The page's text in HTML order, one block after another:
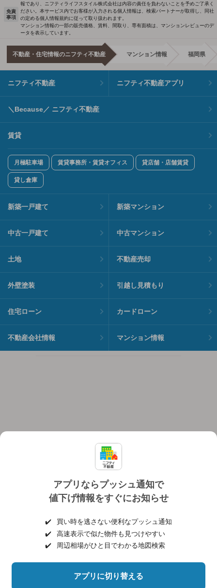
アプリならプッシュ通知で
値下げ情報をすぐにお知らせ
✔️
買い時を逃さない便利なプッシュ通知
✔️
高速表示で似た物件も見つけやすい
✔️
周辺相場がひと目でわかる地図検索
アプリに切り替える
免責
事項
報であり、ニフティライフスタイル株式会社は内容の責任を負わないことを予めご了承く
ださい。本サービス内でお客様が入力される個人情報は、検索パートナーが取得し、同社
の定める個人情報規約に従って取り扱われます。
マンション情報の一部の販売価格、賃料、間取り、専有面積は、マンションレビューのデ
ータを表示しています。
不動産・住宅情報のニフティ不動産 マンション情報 福岡県
ニフティ不動産 ニフティ不動産アプリ
＼Because／ ニフティ不動産
賃貸
月極駐車場 賃貸事務所・賃貸オフィス 貸店舗・店舗賃貸
貸し倉庫
新築一戸建て 新築マンション
中古一戸建て 中古マンション
土地 不動産売却
外壁塗装 引越し見積もり
住宅ローン カードローン
不動産会社情報 マンション情報
個人情報保護ポリシー 利用規約
ヘルプ・お問い合わせ 採用情報
©NIFTY Lifestyle Co., Ltd.